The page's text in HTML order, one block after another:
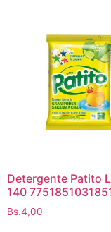
Detergente Patito
140
Bs.4,00